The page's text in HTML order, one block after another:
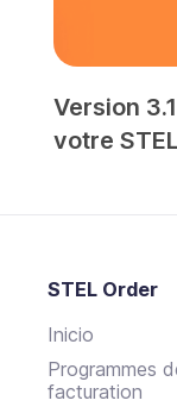
Version
votre
STEL Order
Inicio
Programmes
facturation